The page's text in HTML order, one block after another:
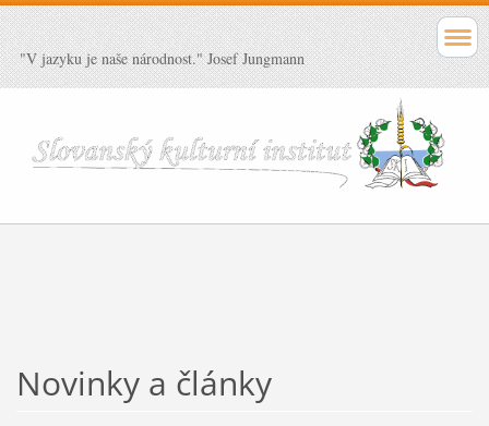
"V jazyku je naše národnost." Josef Jungmann
Novinky a články